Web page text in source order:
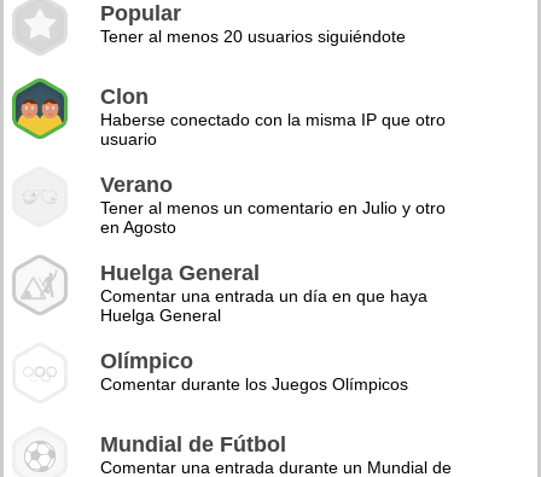
Popular
Tener al menos 20 usuarios siguiéndote
Clon
Haberse conectado con la misma IP que otro
usuario
Verano
Tener al menos un comentario en Julio y otro
en Agosto
Huelga General
Comentar una entrada un día en que haya
Huelga General
Olímpico
Comentar durante los Juegos Olímpicos
Mundial de Fútbol
Comentar una entrada durante un Mundial de